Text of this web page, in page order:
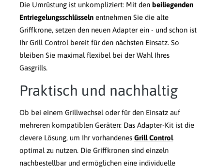
Die Umrüstung ist unkompliziert: Mit den beiliegenden
Entriegelungsschlüsseln entnehmen Sie die alte
Griffkrone, setzen den neuen Adapter ein - und schon ist
Ihr Grill Control bereit für den nächsten Einsatz. So
bleiben Sie maximal flexibel bei der Wahl Ihres
Gasgrills.
Praktisch und nachhaltig
Ob bei einem Grillwechsel oder für den Einsatz auf
mehreren kompatiblen Geräten: Das Adapter-Kit ist die
clevere Lösung, um Ihr vorhandenes Grill Control
optimal zu nutzen. Die Griffkronen sind einzeln
nachbestellbar und ermöglichen eine individuelle